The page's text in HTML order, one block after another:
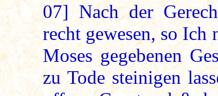
07]Nach der
recht gewesen, so Ich
Moses gegebenen
zu Tode steinigen